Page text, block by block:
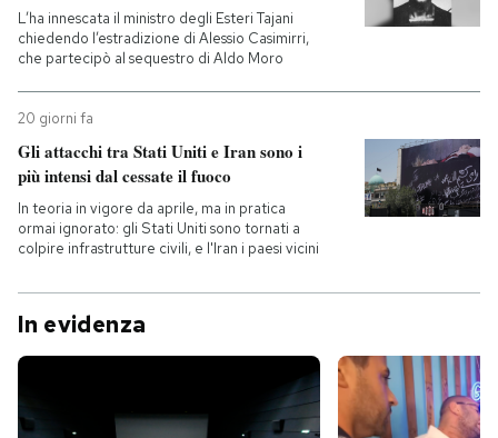
L’ha innescata il ministro degli Esteri Tajani
chiedendo l’estradizione di Alessio Casimirri,
che partecipò al sequestro di Aldo Moro
20 giorni fa
Gli attacchi tra Stati Uniti e Iran sono i
più intensi dal cessate il fuoco
In teoria in vigore da aprile, ma in pratica
ormai ignorato: gli Stati Uniti sono tornati a
colpire infrastrutture civili, e l'Iran i paesi vicini
In evidenza